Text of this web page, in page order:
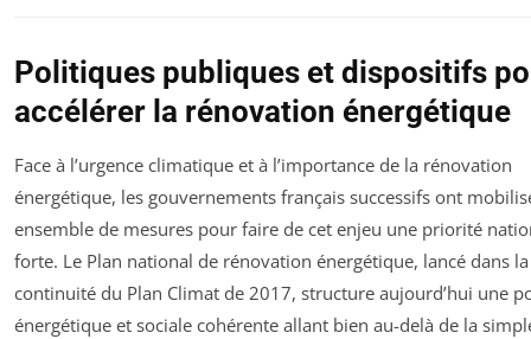
Politiques publiques et dispositifs
accélérer la rénovation énergétique
Face à l’urgence climatique et à l’importance de la rénovation
énergétique, les gouvernements français successifs ont
ensemble de mesures pour faire de cet enjeu une priorité
forte. Le Plan national de rénovation énergétique, lancé dans la
continuité du Plan Climat de 2017, structure aujourd’hui une
énergétique et sociale cohérente allant bien au-delà de la